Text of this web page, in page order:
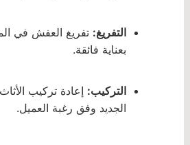
التفريغ: تفريغ العفش في
بعناية فائقة.
التركيب: إعادة تركيب
الجديد وفق رغبة العميل.